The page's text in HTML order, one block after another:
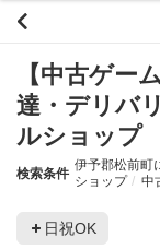
【中古ゲー
達・デリバ
ルショップ
検索条件
伊予郡松前町
ショップ
中
日祝OK